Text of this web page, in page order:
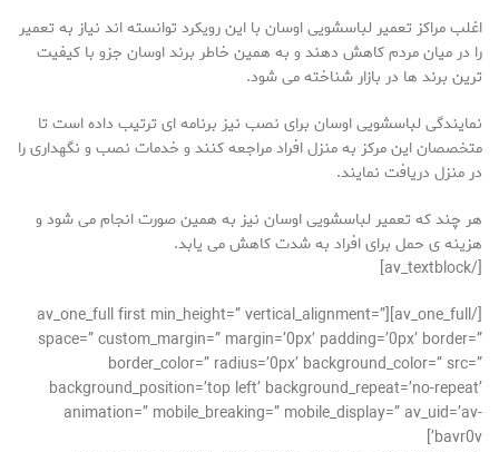
اغلب مراکز تعمیر لباسشویی اوسان با این رویکرد توانسته اند نیاز به تعمیر
را در میان مردم کاهش دهند و به همین خاطر برند اوسان جزو با کیفیت
ترین برند ها در بازار شناخته می شود.
نمایندگی لباسشویی اوسان برای نصب نیز برنامه ای ترتیب داده است تا
متخصصان این مرکز به منزل افراد مراجعه کنند و خدمات نصب و نگهداری را
در منزل دریافت نمایند.
هر چند که تعمیر لباسشویی اوسان نیز به همین صورت انجام می شود و
هزینه ی حمل برای افراد به شدت کاهش می یابد.
[/av_textblock]
[/av_one_full][av_one_full first min_height=” vertical_alignment=”
space=” custom_margin=” margin=’0px’ padding=’0px’ border=”
border_color=” radius=’0px’ background_color=” src=”
background_position=’top left’ background_repeat=’no-repeat’
animation=” mobile_breaking=” mobile_display=” av_uid=’av-
bavr0v’]